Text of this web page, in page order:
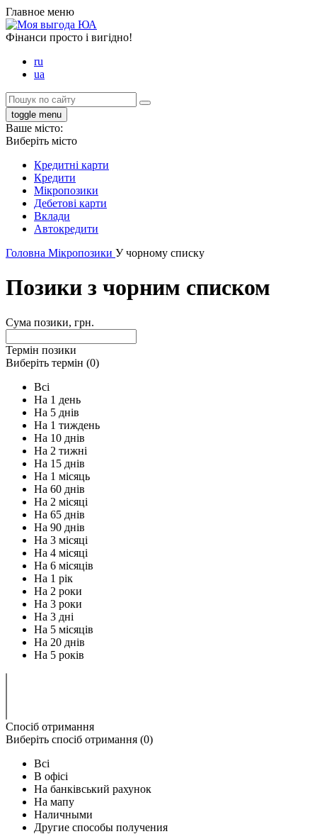
Главное меню
Фінанси просто і вигідно!
ru
ua
toggle menu
Ваше місто:
Виберіть місто
Кредитні карти
Кредити
Мікропозики
Дебетові карти
Вклади
Автокредити
Головна Мікропозики У чорному списку
Позики з чорним списком
Сума позики, грн.
Термін позики
Виберіть термін (0)
Всi
На 1 день
На 5 днів
На 1 тиждень
На 10 днів
На 2 тижні
На 15 днів
На 1 місяць
На 60 днів
На 2 місяці
На 65 днів
На 90 днів
На 3 місяці
На 4 місяці
На 6 місяців
На 1 рік
На 2 роки
На 3 роки
На 3 дні
На 5 місяців
На 20 днів
На 5 років
Спосіб отримання
Виберіть спосіб отримання (0)
Всi
В офісі
На банківський рахунок
На мапу
Наличными
Другие способы получения